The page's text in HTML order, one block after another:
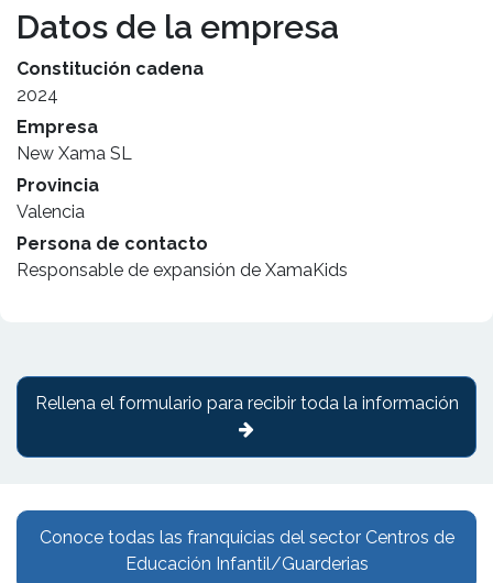
Datos de la empresa
Constitución cadena
2024
Empresa
New Xama SL
Provincia
Valencia
Persona de contacto
Responsable de expansión de XamaKids
Conoce todas las franquicias del sector Centros de
Educación Infantil/Guarderias